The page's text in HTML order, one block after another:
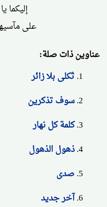
إليكما
على
عناوين ذات صلة:
ثكلى بلا زائر
سوف تذكرين
كلمة كل نهار
ذهول الذهول
صدى
آخر جديد